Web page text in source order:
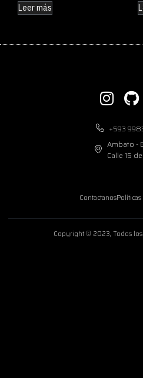
Leer más
+593
Ambato -
Calle 15
Contactanos
Copyright © 2023, Todos